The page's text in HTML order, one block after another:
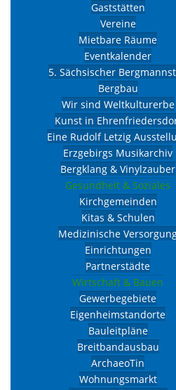
Gaststätten
Vereine
Mietbare Räume
Eventkalender
5. Sächsischer
Bergbau
Wir sind Weltkulturerbe
Kunst in
Eine Rudolf Letzig
Erzgebirgs Musikarchiv
Bergklang & Vinylzauber
Gesundheit & Soziales
Kirchgemeinden
Kitas & Schulen
Medizinische
Einrichtungen
Partnerstädte
Wirtschaft & Bauen
Gewerbegebiete
Eigenheimstandorte
Bauleitpläne
Breitbandausbau
ArchaeoTin
Wohnungsmarkt
Günter Gräßler –
Günter Gräßler stellt sein Buch „
OST – Im Dienst der
spricht über seine
ehemaliger Militärspion des
Auslandsnachrichtendienstes
Unter dem augenzwinkernden
erinnert, berichtet Gräßler aus
Realität geheimdienstlicher
Anwerbung und Ausbildung,
Informationsbeschaffung –
Zweifel, moralische Fragen
eigenen Vergangenheit nach
mit Günter Gräßler selbst,
(Bürgermeister Wolkenstein
Neumann (Historiker und
Ehrenfriedersdorf) ist Raum
Diskussionen mit dem Publikum.
Die Veranstaltung findet im
Gemeinschaft statt.
Weitere Informationen zum
Sie unter www.007ost.de.